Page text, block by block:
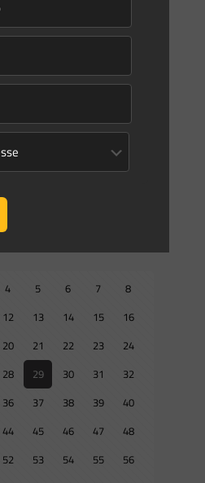
Minas Gerais
DE JANEIRO DE 2025 Revoga o
setembro de 2024, que dispõe
Prev page
4 5 6 7
8
12 13 14 15
16
20 21 22 23
24
28 29 30 31
32
36 37 38 39
40
44 45 46 47
48
52 53 54 55
56